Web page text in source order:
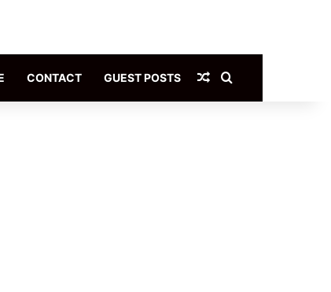
CONTACT GUEST POSTS Article Aléatoire